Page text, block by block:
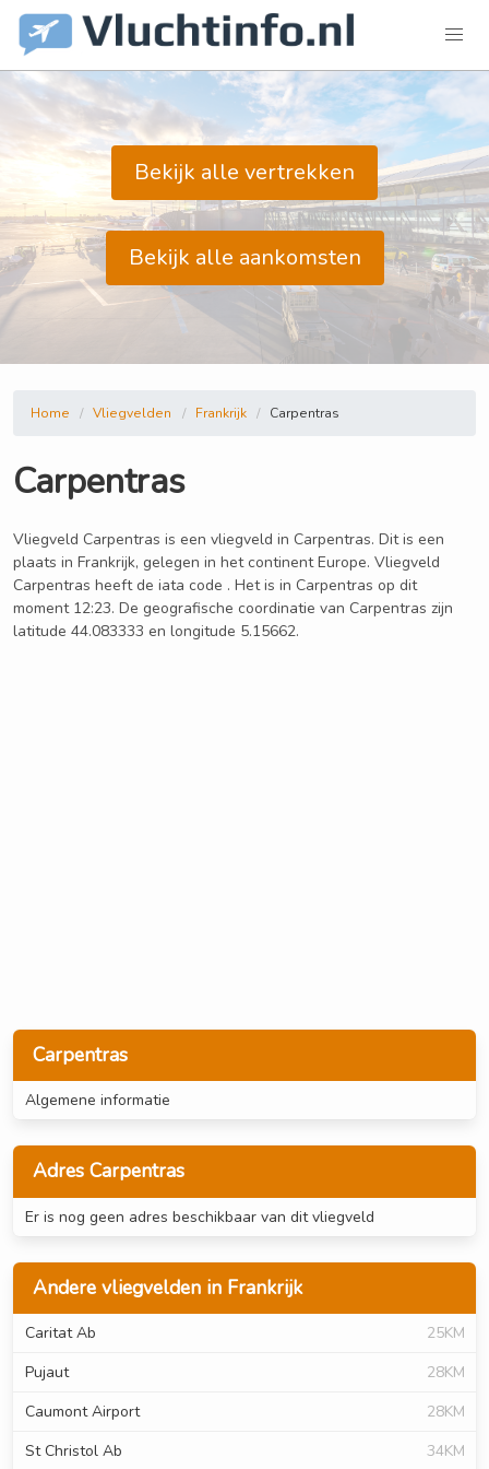
Bekijk alle vertrekken
Bekijk alle aankomsten
Carpentras
Algemene informatie
Adres Carpentras
Er is nog geen adres beschikbaar van dit vliegveld
Andere vliegvelden in Frankrijk
Caritat Ab
25KM
Pujaut
28KM
Caumont Airport
28KM
St Christol Ab
34KM
Home Vliegvelden Frankrijk Carpentras
Carpentras
Vliegveld Carpentras is een vliegveld in Carpentras. Dit is een
plaats in Frankrijk, gelegen in het continent Europe. Vliegveld
Carpentras heeft de iata code . Het is in Carpentras op dit
moment 12:23. De geografische coordinatie van Carpentras zijn
latitude 44.083333 en longitude 5.15662.